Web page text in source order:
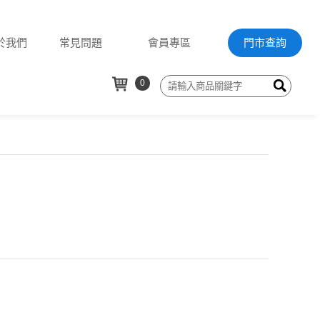
我們 常見問題 會員專區 門市查詢
0